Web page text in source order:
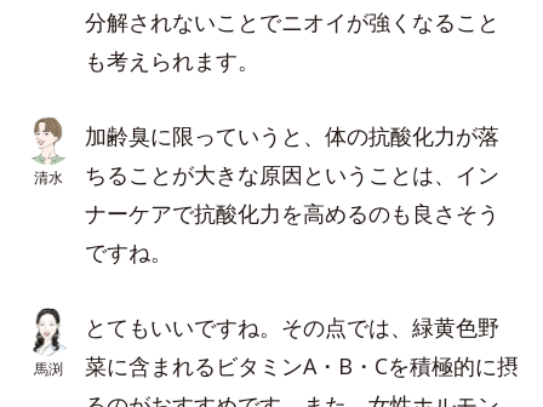
分解されないことでニオイが強くなること
も考えられます。
清水
加齢臭に限っていうと、体の抗酸化力が落
ちることが大きな原因ということは、イン
ナーケアで抗酸化力を高めるのも良さそう
ですね。
馬渕
とてもいいですね。その点では、緑黄色野
菜に含まれるビタミンA・B・Cを積極的に摂